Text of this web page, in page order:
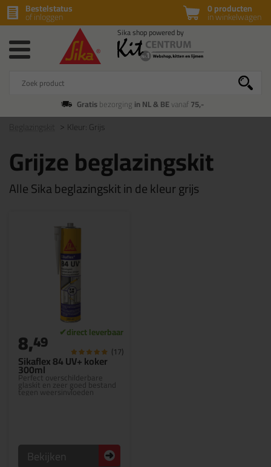
0 producten
in winkelwagen
Bestelstatus
of inloggen
Gratisbezorging in NL & BEvanaf75,-
Kleur: Grijs
Grijze beglazingskit
Alle Sika beglazingskit in de kleur grijs
Sikaflex 84 UV+ koker
300ml
Perfect overschilderbare
glaskit en zeer goed bestand
tegen weersinvloeden
8,49 (17)
Bekijken